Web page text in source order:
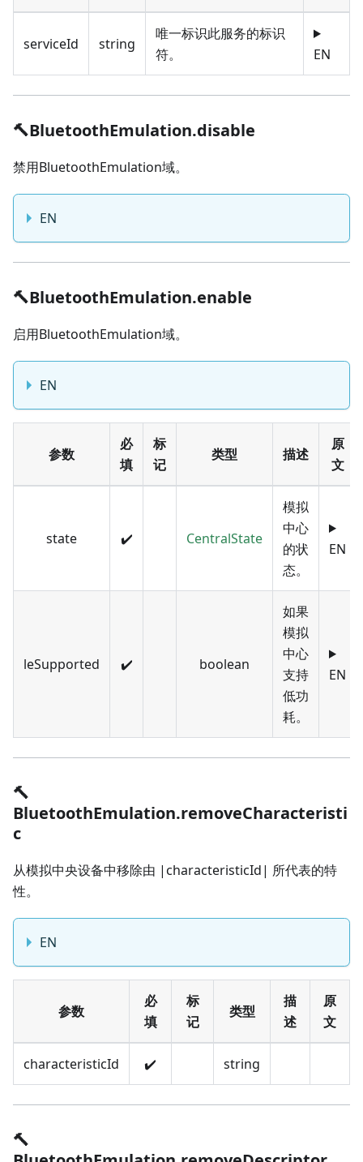
serviceId string
唯一标识此服务的标识
符。
EN
🔨BluetoothEmulation.disable
禁用BluetoothEmulation域。
EN
🔨BluetoothEmulation.enable
启用BluetoothEmulation域。
EN
参数
必
填
标
记
类型 描述
原
文
state ✔️ CentralState
模拟
中心
的状
态。
EN
leSupported ✔️ boolean
如果
模拟
中心
支持
低功
耗。
EN
🔨
BluetoothEmulation.removeCharacteristi
c
从模拟中央设备中移除由 |characteristicId| 所代表的特
性。
EN
参数
必
填
标
记
类型
描
述
原
文
characteristicId ✔️ string
🔨